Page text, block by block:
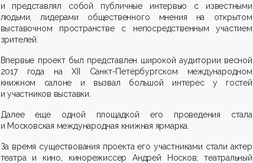
и представлял собой публичные интервью с известными
людьми, лидерами общественного мнения на открытом
выставочном пространстве с непосредственным участием
зрителей.
Впервые проект был представлен широкой аудитории весной
2017 года на XII Санкт-Петербургском международном
книжном салоне и вызвал большой интерес у гостей
и участников выставки.
Далее еще одной площадкой его проведения стала
и Московская международная книжная ярмарка.
За время существования проекта его участниками стали актер
театра и кино, кинорежиссер Андрей Носков; театральный